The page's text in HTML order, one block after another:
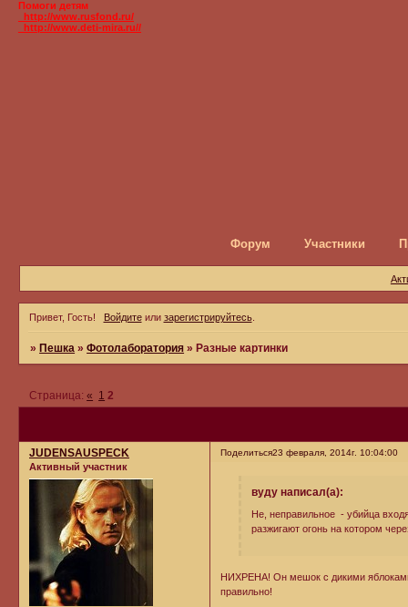
Помоги детям
_http://www.rusfond.ru/
_http://www.deti-mira.ru//
Форум Участники
Привет, Гость! Войдитеили зарегистрируйтесь.
» Пешка »Фотолаборатория » Разные картинки
Страница:« 1 2
Поделиться23 февраля, 2014г. 10:04:00
JUDENSAUSPECK
Активный участник
вуду написал(а):
Не, неправильное - убийца
разжигают огонь на котором
НИХРЕНА! Он мешок с дикими яблоками
правильно!